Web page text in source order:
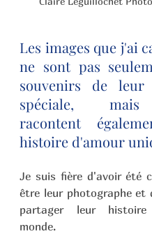
Les images que j'ai
ne sont pas
souvenirs de leur
spéciale,
racontent
histoire d'amour
Je suis fière d'avoir été
être leur photographe et
partager leur
monde.